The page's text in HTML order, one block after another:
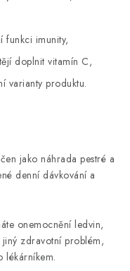
funkci imunity,
doplnit vitamín C,
varianty produktu.
jako náhrada pestré a
denní dávkování a
onemocnění ledvin,
zdravotní problém,
lékárníkem.